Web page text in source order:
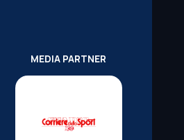
MEDIA PARTNER